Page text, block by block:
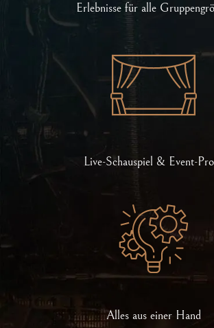
Erlebnisse für alle
Live-Schauspiel & Event-
Alles aus einer Hand